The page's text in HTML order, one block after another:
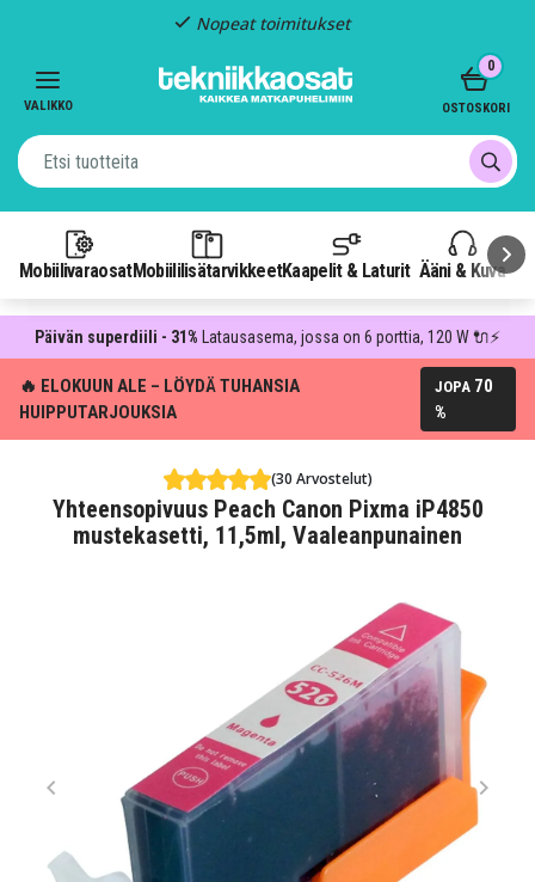
Nopeat toimitukset
VALIKKO
MobiilivaraosatMobiililisätarvikkeetKaapelit & Laturit Ääni & Kuva
0
OSTOSKORI
Päivän superdiili - 31% Latausasema, jossa on 6 porttia, 120 W 🔌⚡
🔥 ELOKUUN ALE – LÖYDÄ TUHANSIA
HUIPPUTARJOUKSIA
JOPA 70
%
(30 Arvostelut)
Yhteensopivuus Peach Canon Pixma iP4850
mustekasetti, 11,5ml, Vaaleanpunainen